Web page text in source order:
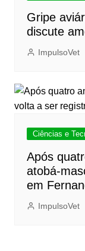
Gripe
discute
ImpulsoVet
Ciências e
Após
atobá-
em
ImpulsoVet